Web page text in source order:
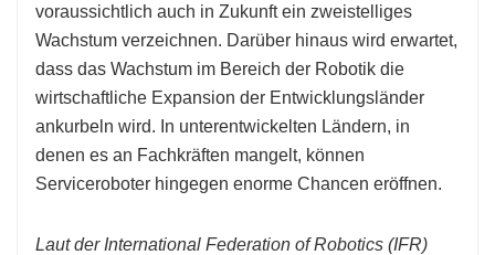
voraussichtlich auch in Zukunft ein zweistelliges
Wachstum verzeichnen. Darüber hinaus wird erwartet,
dass das Wachstum im Bereich der Robotik die
wirtschaftliche Expansion der Entwicklungsländer
ankurbeln wird. In unterentwickelten Ländern, in
denen es an Fachkräften mangelt, können
Serviceroboter hingegen enorme Chancen eröffnen.
Laut der International Federation of Robotics (IFR)